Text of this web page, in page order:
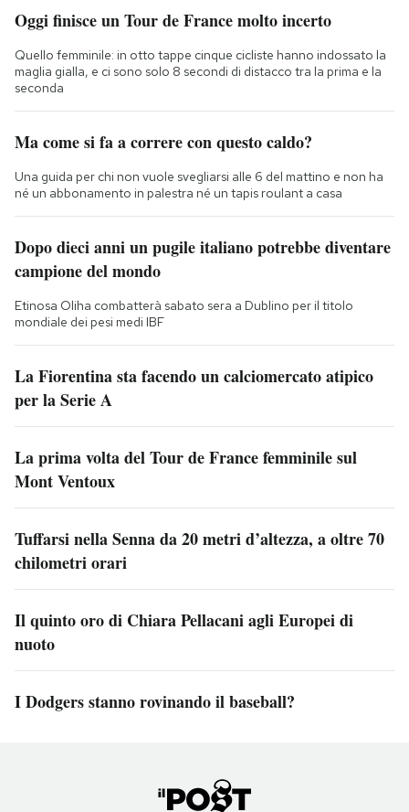
Oggi finisce un Tour de France molto incerto
Quello femminile: in otto tappe cinque cicliste hanno indossato la
maglia gialla, e ci sono solo 8 secondi di distacco tra la prima e la
seconda
Ma come si fa a correre con questo caldo?
Una guida per chi non vuole svegliarsi alle 6 del mattino e non ha
né un abbonamento in palestra né un tapis roulant a casa
Dopo dieci anni un pugile italiano potrebbe diventare
campione del mondo
Etinosa Oliha combatterà sabato sera a Dublino per il titolo
mondiale dei pesi medi IBF
La Fiorentina sta facendo un calciomercato atipico
per la Serie A
La prima volta del Tour de France femminile sul
Mont Ventoux
Tuffarsi nella Senna da 20 metri d’altezza, a oltre 70
chilometri orari
Il quinto oro di Chiara Pellacani agli Europei di
nuoto
I Dodgers stanno rovinando il baseball?